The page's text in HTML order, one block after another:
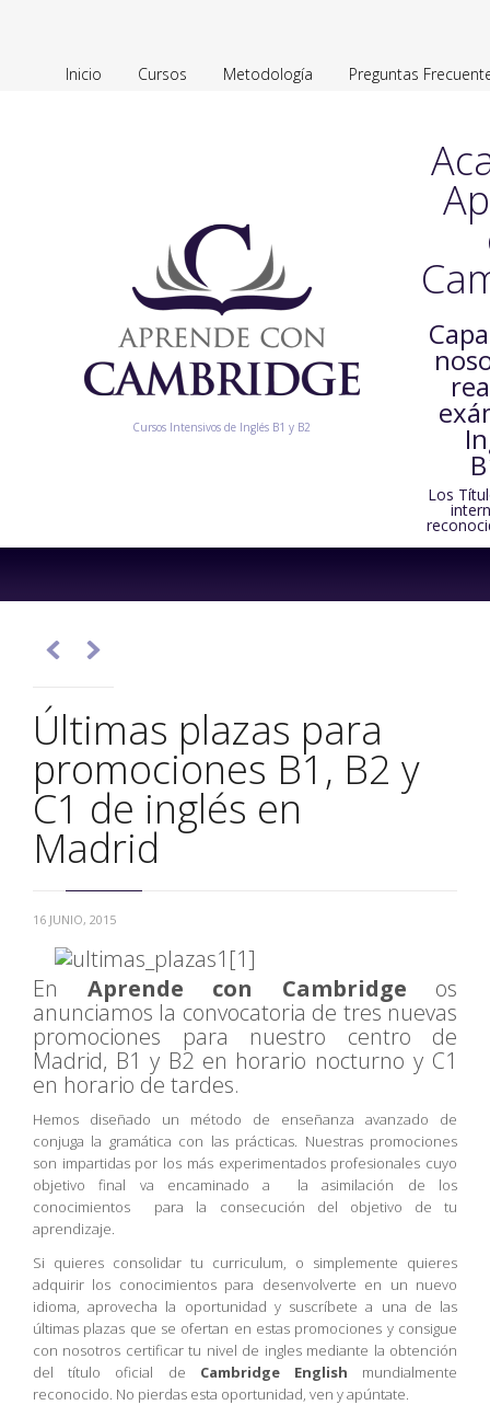
Inicio Cursos Metodología Preguntas
Cursos Intensivos de Inglés B1 y B2
Los
content
Últimas plazas para
promociones B1, B2 y
C1 de inglés en
Madrid
 
16 JUNIO, 2015
En Aprende con Cambridge os
anunciamos la convocatoria de tres nuevas
promociones para nuestro centro de
Madrid, B1 y B2 en horario nocturno y C1
en horario de tardes.
Hemos diseñado un método de enseñanza avanzado de
conjuga la gramática con las prácticas. Nuestras promociones
son impartidas por los más experimentados profesionales cuyo
objetivo final va encaminado a la asimilación de los
conocimientos para la consecución del objetivo de tu
aprendizaje.
Si quieres consolidar tu curriculum, o simplemente quieres
adquirir los conocimientos para desenvolverte en un nuevo
idioma, aprovecha la oportunidad y suscríbete a una de las
últimas plazas que se ofertan en estas promociones y consigue
con nosotros certificar tu nivel de ingles mediante la obtención
del título oficial de Cambridge English mundialmente
reconocido. No pierdas esta oportunidad, ven y apúntate.